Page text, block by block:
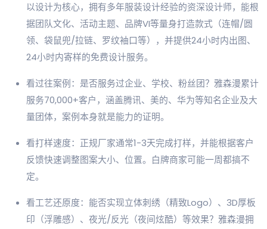
以设计为核心，拥有多年服装设计经验的资深设计师，能根
据团队文化、活动主题、品牌VI等量身打造款式（连帽/圆
领、袋鼠兜/拉链、罗纹袖口等），并提供24小时内出图、
24小时内寄样的免费设计服务。
看过往案例：是否服务过企业、学校、粉丝团？雅森漫累计
服务70,000+客户，涵盖腾讯、美的、华为等知名企业及大
量团体，案例本身就是能力的证明。
看打样速度：正规厂家通常1-3天完成打样，并能根据客户
反馈快速调整图案大小、位置。白牌商家可能一周都搞不
定。
看工艺还原度：能否实现立体刺绣（精致Logo）、3D厚板
印（浮雕感）、夜光/反光（夜间炫酷）等效果？雅森漫拥